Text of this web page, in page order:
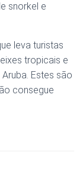
snorkel e
leva turistas
tropicais e
Estes são
consegue